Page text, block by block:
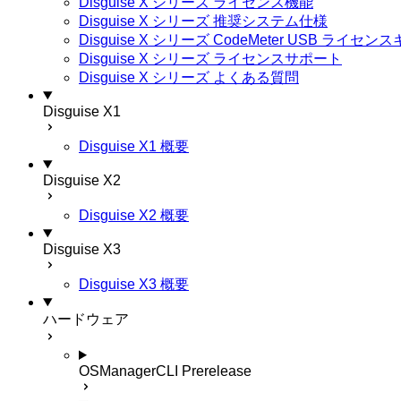
Disguise X シリーズ 推奨システム仕様
Disguise X シリーズ CodeMeter USB ライセンス
Disguise X シリーズ ライセンスサポート
Disguise X シリーズ よくある質問
Disguise X1
Disguise X1 概要
Disguise X2
Disguise X2 概要
Disguise X3
Disguise X3 概要
ハードウェア
OSManagerCLI Prerelease